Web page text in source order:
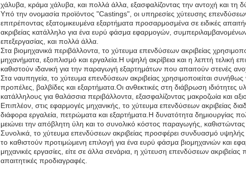
χάλυβα, κράμα χάλυβα, και πολλά άλλα, εξασφαλίζοντας την αντοχή και τη
Υπό την ονομασία προϊόντος "Castings", οι υπηρεσίες χύτευσης
επιτρέποντας εξατομικευμένα εξαρτήματα προσαρμοσμένα σε ειδικές
ακριβείας κατάλληλο για ένα ευρύ φάσμα εφαρμογών,
επεξεργασίας, και πολλά άλλα.
Στα βιομηχανικά περιβάλλοντα, το χύτευμα επενδύσεων ακριβείας
μηχανήματα, εξοπλισμό και εργαλεία.Η υψηλή ακρίβεια και η λεπτή τελική
καθιστούν ιδανική για την παραγωγή εξαρτημάτων που απαιτούν στενές
Στα ναυπηγεία, το χύτευμα επενδύσεων ακριβείας χρησιμοποιείται
προπέλες, βαλβίδες και εξαρτήματα.Οι ανθεκτικές στη διάβρωση
κατάλληλους για θαλάσσια περιβάλλοντα, εξασφαλίζοντας μακροζωία και
Επιπλέον, στις εφαρμογές μηχανικής, το χύτευμα επενδύσεων ακριβείας
διάφορα εργαλεία, πετρώματα και εξαρτήματα.Η δυνατότητα δημιουργίας
μειώνει την απόβλητη ύλη και το συνολικό κόστος παραγωγής,
Συνολικά, το χύτευμα επενδύσεων ακριβείας προσφέρει συνδυασμό υψηλής
το καθιστούν προτιμώμενη επιλογή για ένα ευρύ φάσμα βιομηχανιών και
μηχανικές εργασίες, είτε σε άλλα σενάρια, η χύτευση επενδύσεων
απαιτητικές προδιαγραφές.